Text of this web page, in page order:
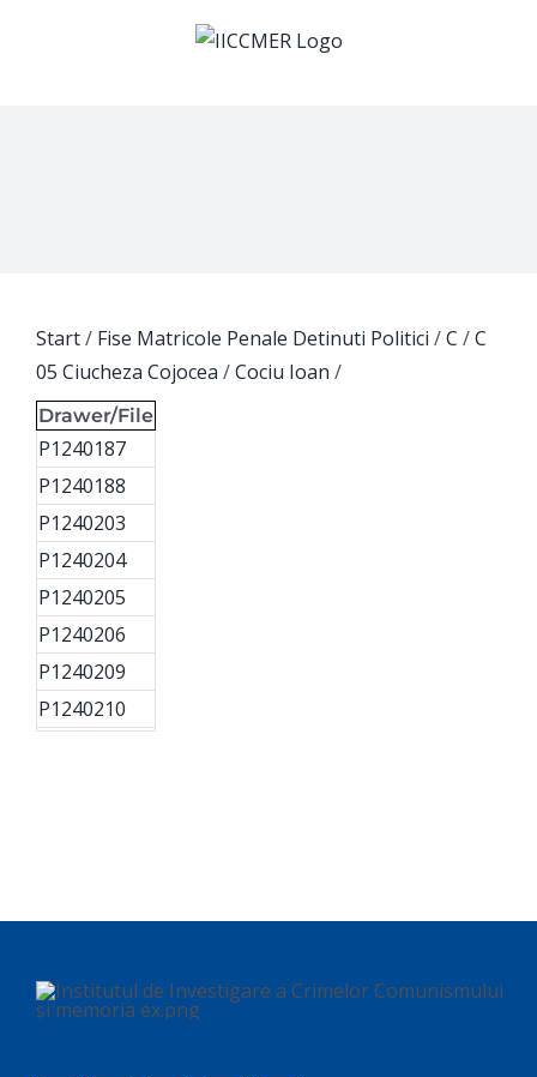
Start/ Fise Matricole Penale Detinuti Politici /C /C
05 Ciucheza Cojocea /Cociu Ioan /
Drawer/File
P1240187
P1240188
P1240203
P1240204
P1240205
P1240206
P1240209
P1240210